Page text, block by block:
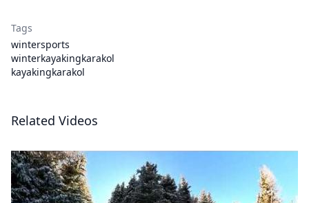
Tags
wintersports
winterkayakingkarakol
kayakingkarakol
Related Videos